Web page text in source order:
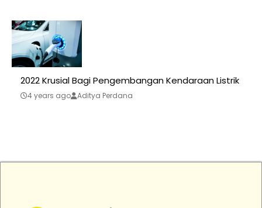
2022 Krusial Bagi Pengembangan Kendaraan Listrik
4 years ago Aditya Perdana